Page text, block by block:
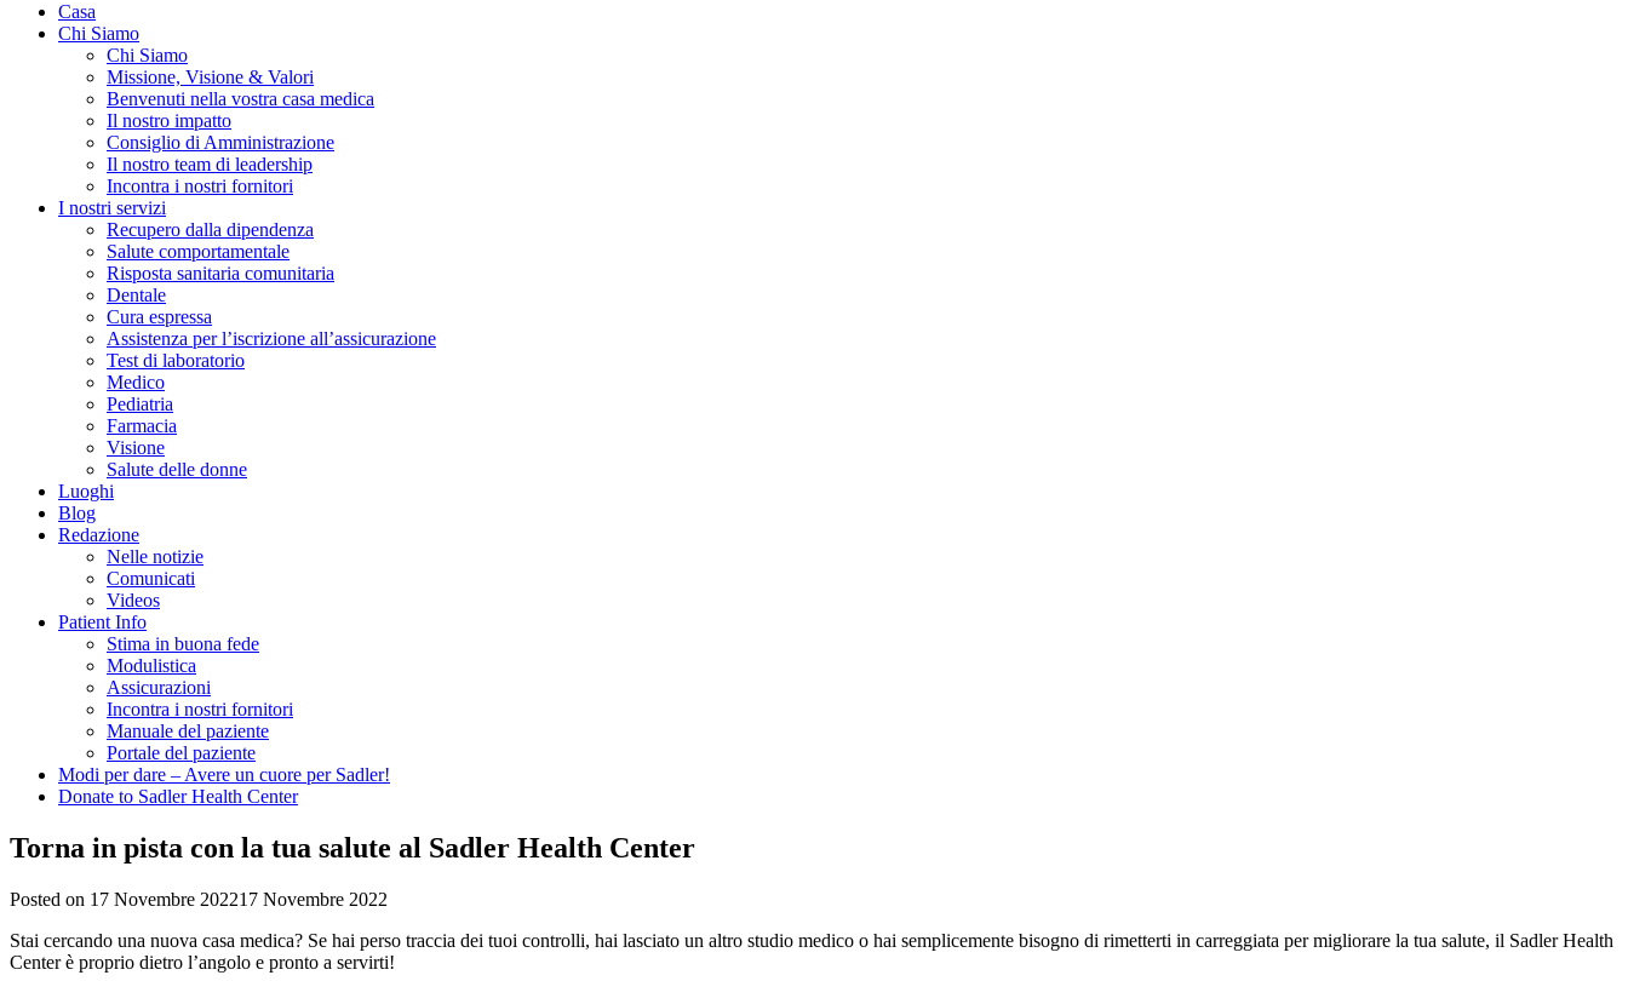
Casa
Chi Siamo
Chi Siamo
Missione, Visione & Valori
Benvenuti nella vostra casa medica
Il nostro impatto
Consiglio di Amministrazione
Il nostro team di leadership
Incontra i nostri fornitori
I nostri servizi
Recupero dalla dipendenza
Salute comportamentale
Risposta sanitaria comunitaria
Dentale
Cura espressa
Assistenza per l’iscrizione all’assicurazione
Test di laboratorio
Medico
Pediatria
Farmacia
Visione
Salute delle donne
Luoghi
Blog
Redazione
Nelle notizie
Comunicati
Videos
Patient Info
Stima in buona fede
Modulistica
Assicurazioni
Incontra i nostri fornitori
Manuale del paziente
Portale del paziente
Modi per dare – Avere un cuore per Sadler!
Donate to Sadler Health Center
Torna in pista con la tua salute al Sadler Health Center
Posted on 17 Novembre 202217 Novembre 2022
Stai cercando una nuova casa medica? Se hai perso traccia dei tuoi controlli, hai lasciato un altro studio medico o hai semplicemente bisogno di rimetterti in carreggiata per migliorare la tua salute, il Sadler Health
Center è proprio dietro l’angolo e pronto a servirti!